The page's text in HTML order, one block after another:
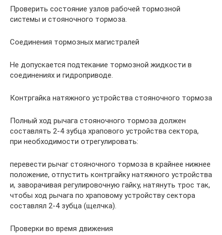
Проверить состояние узлов рабочей тормозной
системы и стояночного тормоза.
Соединения тормозных магистралей
Не допускается подтекание тормозной жидкости в
соединениях и гидроприводе.
Контргайка натяжного устройства стояночного тормоза
Полный ход рычага стояночного тормоза должен
составлять 2-4 зубца храпового устройства сектора,
при необходимости отрегулировать:
перевести рычаг стояночного тормоза в крайнее нижнее
положение, отпустить контргайку натяжного устройства
и, заворачивая регулировочную гайку, натянуть трос так,
чтобы ход рычага по храповому устройству сектора
составлял 2-4 зубца (щелчка).
Проверки во время движения